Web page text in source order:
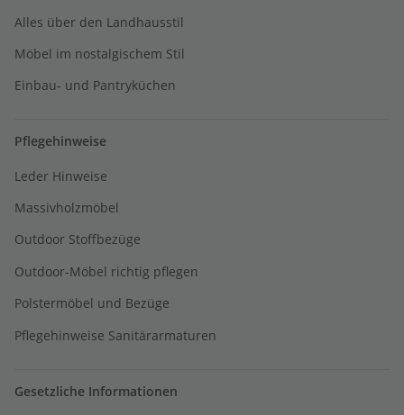
Alles über den Landhausstil
Möbel im nostalgischem Stil
Einbau- und Pantryküchen
Pflegehinweise
Leder Hinweise
Massivholzmöbel
Outdoor Stoffbezüge
Outdoor-Möbel richtig pflegen
Polstermöbel und Bezüge
Pflegehinweise Sanitärarmaturen
Gesetzliche Informationen